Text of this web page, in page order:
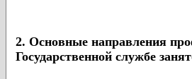
2. Основные направления
Государственной службе